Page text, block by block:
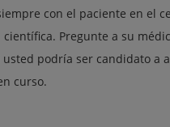
con el paciente en el
Pregunte a su
podría ser candidato a
curso.